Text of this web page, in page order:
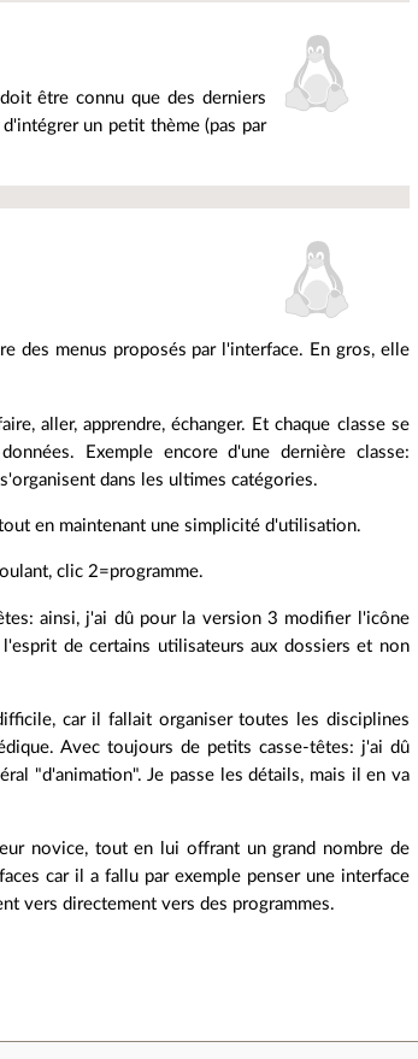
être connu que des derniers
un petit thème (pas par
des menus proposés par l'interface. En gros, elle
aller, apprendre, échanger. Et chaque classe se
Exemple encore d'une dernière classe:
dans les ultimes catégories.
en maintenant une simplicité d'utilisation.
clic 2=programme.
ainsi, j'ai dû pour la version 3 modifier l'icône
de certains utilisateurs aux dossiers et non
car il fallait organiser toutes les disciplines
Avec toujours de petits casse-têtes: j'ai dû
"d'animation". Je passe les détails, mais il en va
novice, tout en lui offrant un grand nombre de
car il a fallu par exemple penser une interface
vers directement vers des programmes.